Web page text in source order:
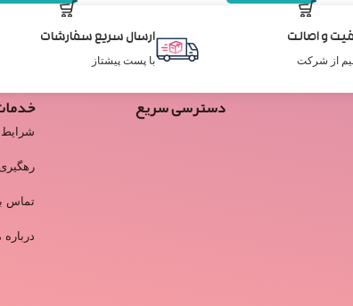
و اصالت
از شرکت
ارسال سریع سفارشات
با پست پیشتاز
دسترسی سریع
تماس
درباره